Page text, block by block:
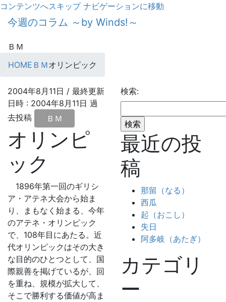
コンテンツへスキップ ナビゲーションに移動
今週のコラム ～by Winds!～
ＢＭ
HOME ＢＭオリンピック
2004年8月11日 / 最終更新
日時 : 2004年8月11日 過
去投稿
ＢＭ
オリンピ
ック
1896年第一回のギリシ
ア・アテネ大会から始ま
り、まもなく始まる、今年
のアテネ・オリンピック
で、108年目にあたる。近
代オリンピックはその大き
な目的のひとつとして、国
際親善を掲げているが、回
を重ね、規模が拡大して、
そこで勝利する価値が高ま
検索:
最近の投
稿
那留（なる）
西瓜
起（おこし）
失日
阿多岐（あたぎ）
カテゴリ
ー